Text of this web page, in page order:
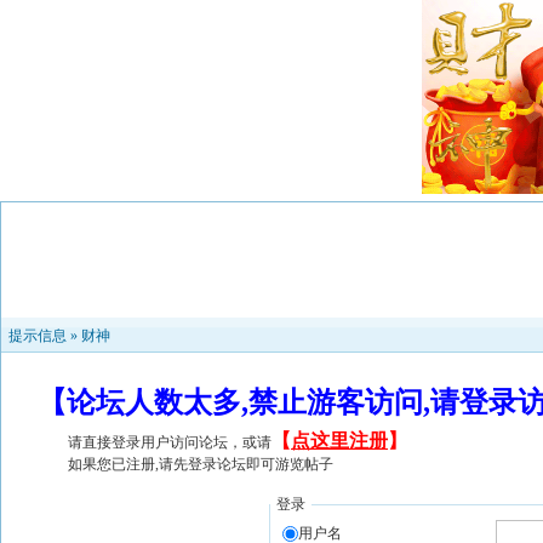
提示信息 » 财神
【论坛人数太多,禁止游客访问,请登
请直接登录用户访问论坛，或请 【 点这里注册】
如果您已注册,请先登录论坛即可游览帖子
登录
用户名